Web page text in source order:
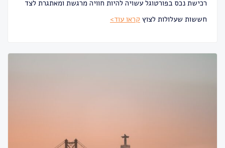
רכישת נכס בפורטוגל עשויה להיות חוויה מרגשת ומאתגרת לצד
חששות שעלולות לצוץ קראו עוד>